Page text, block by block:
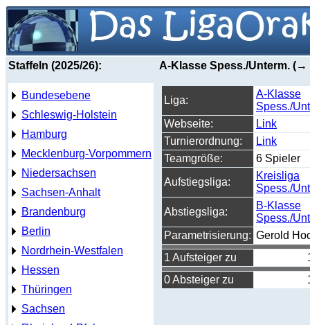
Staffeln (2025/26):
Bundesebene
Schleswig-Holstein
Hamburg
Mecklenburg-Vorpommern
Niedersachsen
Sachsen-Anhalt
Brandenburg
Berlin
Nordrhein-Westfalen
Hessen
Thüringen
Sachsen
A-Klasse Spess./Unterm. (→
Liga:
A-Klasse
Spess./
Webseite:
Link
Turnierordnung:
Link
Teamgröße:
6 Spieler
Aufstiegsliga:
Kreisliga
Spess./
Abstiegsliga:
B-Klasse
Spess./
Parametrisierung: Gerold
1 Aufsteiger zu
0 Absteiger zu